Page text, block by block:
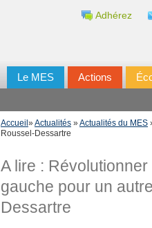
Le MES Actions
Adhérez
Accueil »Actualités »Actualités du MES
Roussel-Dessartre
A lire :
gauche pour un
Dessartre